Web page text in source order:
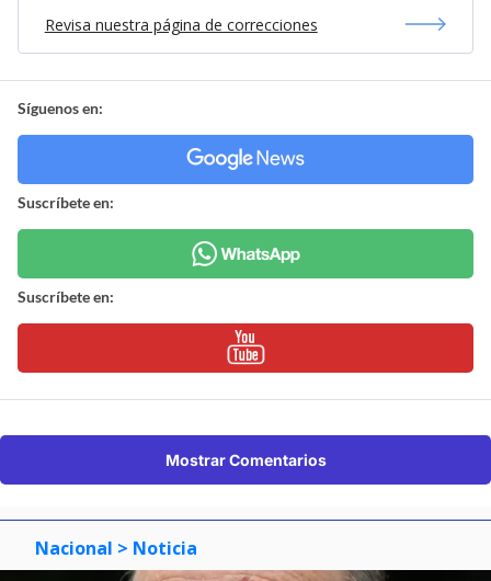
Revisa nuestra página de correcciones
Síguenos en:
Suscríbete en:
Suscríbete en:
Mostrar Comentarios
Nacional > Noticia